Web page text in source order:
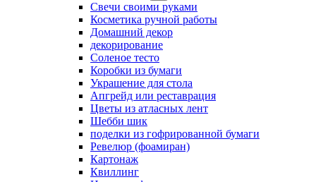
Свечи своими руками
Косметика ручной работы
Домашний декор
декорирование
Соленое тесто
Коробки из бумаги
Украшение для стола
Апгрейд или реставрация
Цветы из атласных лент
Шебби шик
поделки из гофрированной бумаги
Ревелюр (фоамиран)
Картонаж
Квиллинг